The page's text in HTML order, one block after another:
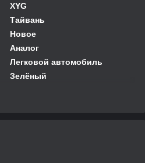
XYG
Тайвань
Новое
Аналог
Легковой автомобиль
Зелёный